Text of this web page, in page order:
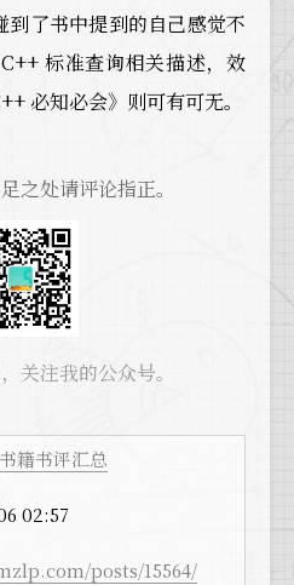
了书中提到的自己感觉不
标准查询相关描述，效
必知必会》则可有可无。
之处请评论指正。
关注我的公众号。
籍书评汇总
02:57
posts/15564/